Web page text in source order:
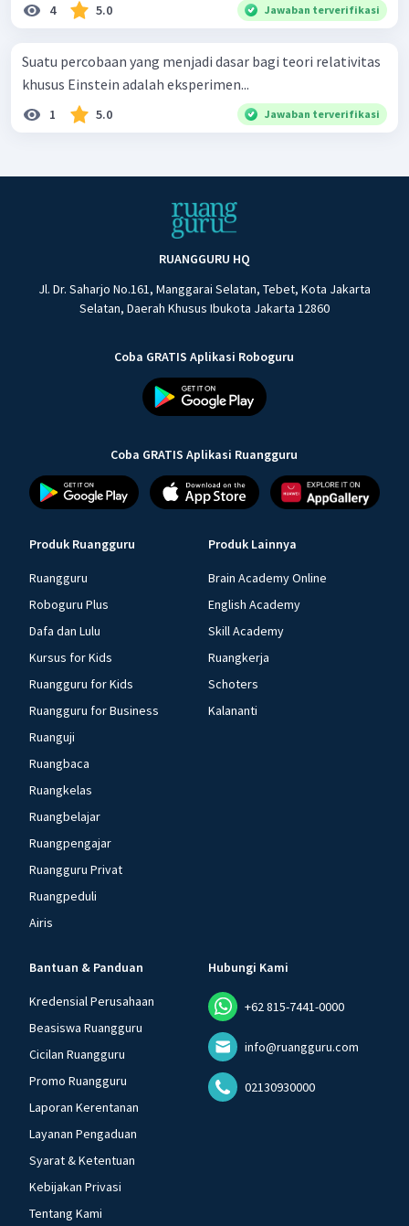
4 5.0 Jawaban terverifikasi
Suatu percobaan yang menjadi dasar bagi teori relativitas
khusus Einstein adalah eksperimen...
1 5.0 Jawaban terverifikasi
RUANGGURU HQ
Jl. Dr. Saharjo No.161, Manggarai Selatan, Tebet, Kota Jakarta
Selatan, Daerah Khusus Ibukota Jakarta 12860
Coba GRATIS Aplikasi Roboguru
Coba GRATIS Aplikasi Ruangguru
Produk Ruangguru
Ruangguru
Roboguru Plus
Dafa dan Lulu
Kursus for Kids
Ruangguru for Kids
Ruangguru for Business
Ruanguji
Ruangbaca
Ruangkelas
Ruangbelajar
Ruangpengajar
Ruangguru Privat
Ruangpeduli
Airis
Produk Lainnya
Brain Academy Online
English Academy
Skill Academy
Ruangkerja
Schoters
Kalananti
Bantuan & Panduan
Kredensial Perusahaan
Beasiswa Ruangguru
Cicilan Ruangguru
Promo Ruangguru
Laporan Kerentanan
Layanan Pengaduan
Syarat & Ketentuan
Kebijakan Privasi
Tentang Kami
Hubungi Kami
+62 815-7441-0000
info@ruangguru.com
02130930000